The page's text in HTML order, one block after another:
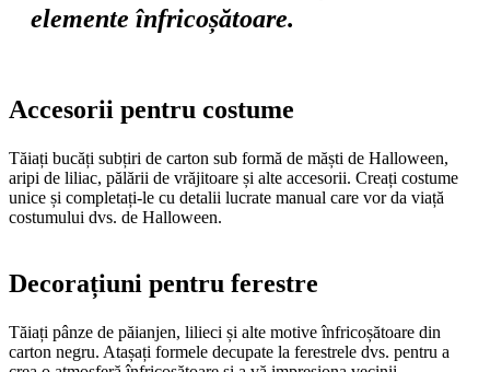
elemente înfricoșătoare.
Accesorii pentru costume
Tăiați bucăți subțiri de carton sub formă de măști de Halloween,
aripi de liliac, pălării de vrăjitoare și alte accesorii. Creați costume
unice și completați-le cu detalii lucrate manual care vor da viață
costumului dvs. de Halloween.
Decorațiuni pentru ferestre
Tăiați pânze de păianjen, lilieci și alte motive înfricoșătoare din
carton negru. Atașați formele decupate la ferestrele dvs. pentru a